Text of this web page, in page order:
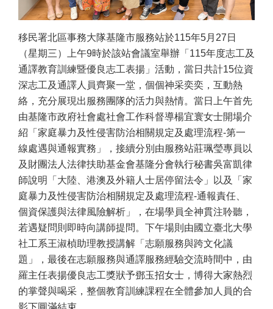
移民署北區事務大隊基隆市服務站於115年5月27日
（星期三）上午9時於該站會議室舉辦「115年度志工及
通譯教育訓練暨優良志工表揚」活動，當日共計15位資
深志工及通譯人員齊聚一堂，個個神采奕奕，互動熱
絡，充分展現出服務團隊的活力與熱情。當日上午首先
由基隆市政府社會處社會工作科督導楊宜寰女士開場介
紹「家庭暴力及性侵害防治相關規定及處理流程-第一
線處遇與通報實務」，接續分別由服務站莊珮瑩專員以
及財團法人法律扶助基金會基隆分會執行秘書吳富凱律
師說明「大陸、港澳及外籍人士居停留法令」以及「家
庭暴力及性侵害防治相關規定及處理流程-通報責任、
個資保護與法律風險解析」，在場學員全神貫注聆聽，
若遇疑問則即時向講師提問。下午場則由國立臺北大學
社工系王淑楨助理教授講解「志願服務與跨文化議
題」，最後在志願服務與通譯服務經驗交流時間中，由
羅主任表揚優良志工獎狀予鄧玉招女士，博得大家熱烈
的掌聲與喝采，整個教育訓練課程在全體參加人員的合
影下圓滿結束。